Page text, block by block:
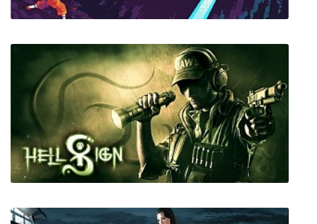
ScourgeBringer